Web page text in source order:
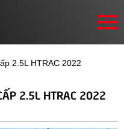
2.5L HTRAC 2022
2.5L HTRAC 2022